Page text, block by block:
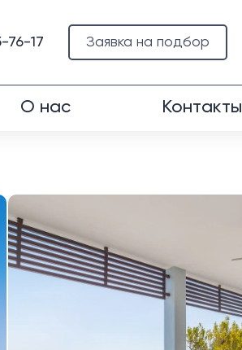
Заявка на подбор
76-17
О нас Контакты